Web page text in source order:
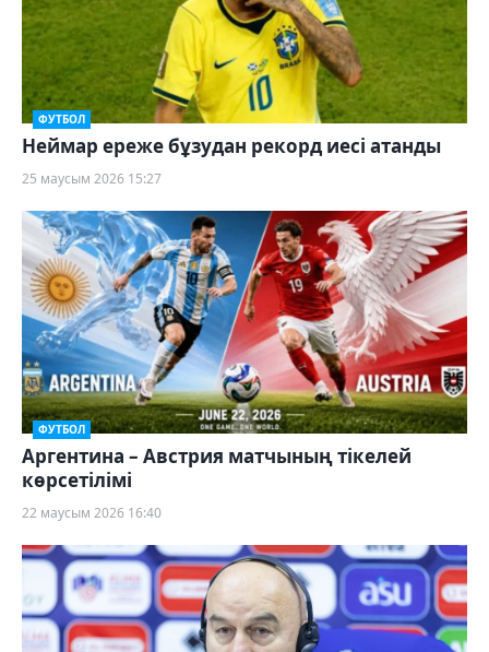
ФУТБОЛ
Неймар ереже бұзудан рекорд иесі атанды
25 маусым 2026 15:27
ФУТБОЛ
Аргентина – Австрия матчының тікелей
көрсетілімі
22 маусым 2026 16:40